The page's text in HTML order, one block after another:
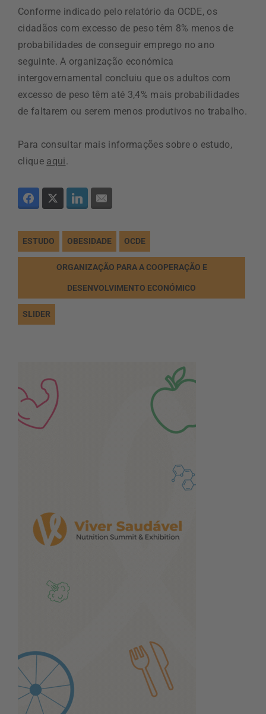
Conforme indicado pelo relatório da OCDE, os
cidadãos com excesso de peso têm 8% menos de
probabilidades de conseguir emprego no ano
seguinte. A organização económica
intergovernamental concluiu que os adultos com
excesso de peso têm até 3,4% mais probabilidades
de faltarem ou serem menos produtivos no trabalho.
Para consultar mais informações sobre o estudo,
clique aqui.
ESTUDO OBESIDADE OCDE
ORGANIZAÇÃO PARA A COOPERAÇÃO E
DESENVOLVIMENTO ECONÓMICO
SLIDER